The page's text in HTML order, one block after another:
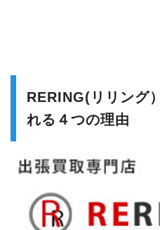
RERING(リリング
れる４つの理由